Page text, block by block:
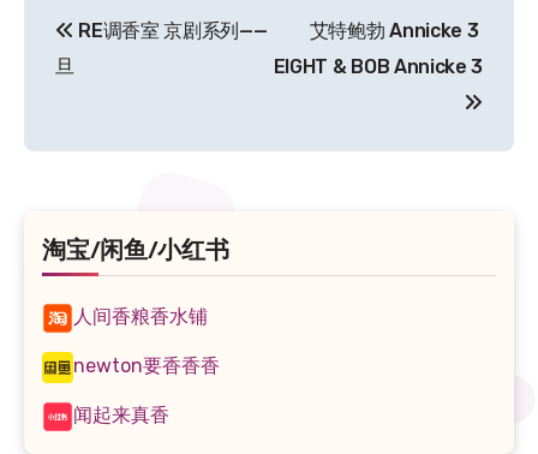
章
航
RE调香室 京剧系列——
旦
艾特鲍勃 Annicke 3
EIGHT & BOB Annicke 3
淘宝/闲鱼/小红书
人间香粮香水铺
newton要香香香
闻起来真香